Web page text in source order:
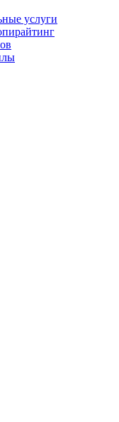
услуги